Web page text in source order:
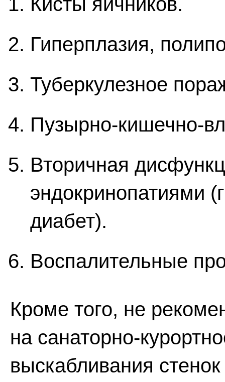
Гиперплазия,
Туберкулезное
Пузырно-кишечно-
Вторичная
эндокринопатиями
диабет).
Воспалительные
Кроме того, не
на санаторно-
выскабливания